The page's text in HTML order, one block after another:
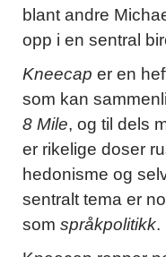
blant andre
opp i en sentral
Kneecap er en
som kan
8 Mile, og til dels
er rikelige doser
hedonisme og
sentralt tema er
som språkpolitikk.